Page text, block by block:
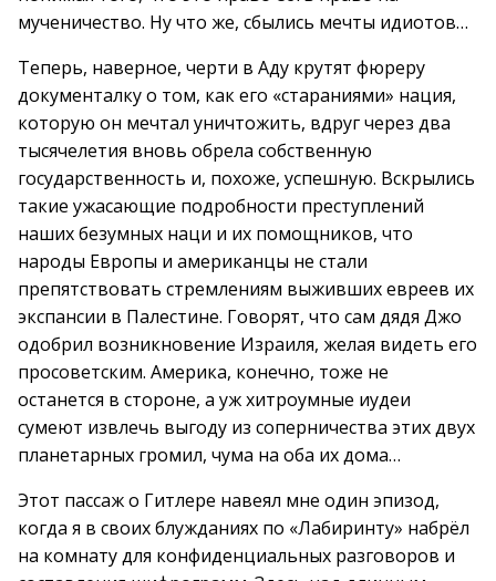
мученичество. Ну что же, сбылись мечты идиотов…
Теперь, наверное, черти в Аду крутят фюреру
документалку о том, как его «стараниями» нация,
которую он мечтал уничтожить, вдруг через два
тысячелетия вновь обрела собственную
государственность и, похоже, успешную. Вскрылись
такие ужасающие подробности преступлений
наших безумных наци и их помощников, что
народы Европы и американцы не стали
препятствовать стремлениям выживших евреев их
экспансии в Палестине. Говорят, что сам дядя Джо
одобрил возникновение Израиля, желая видеть его
просоветским. Америка, конечно, тоже не
останется в стороне, а уж хитроумные иудеи
сумеют извлечь выгоду из соперничества этих двух
планетарных громил, чума на оба их дома…
Этот пассаж о Гитлере навеял мне один эпизод,
когда я в своих блужданиях по «Лабиринту» набрёл
на комнату для конфиденциальных разговоров и